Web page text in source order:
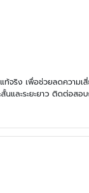
ท้จริง เพื่อช่วยลดความเ
นและระยะยาว ติดต่อสอ